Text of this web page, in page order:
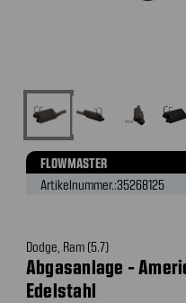
FLOWMASTER
Artikelnummer.:35268125
Dodge, Ram (5.7)
Abgasanlage -
Edelstahl